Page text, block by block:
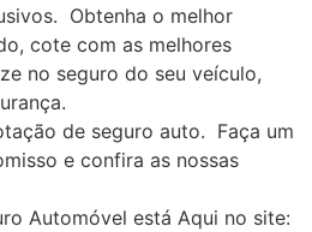
Obtenha o melhor
cote com as melhores
no seguro do seu veículo,
de seguro auto. Faça um
e confira as nossas
Automóvel está Aqui no site: